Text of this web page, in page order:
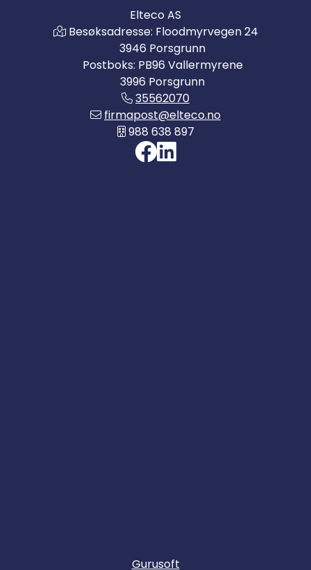
Elteco AS
Besøksadresse: Floodmyrvegen 24
3946 Porsgrunn
Postboks: PB96 Vallermyrene
3996 Porsgrunn
35562070
firmapost@elteco.no
988 638 897
Gurusoft